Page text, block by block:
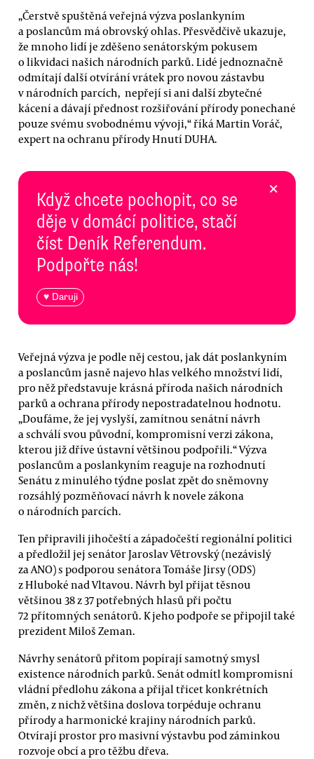
„Čerstvě spuštěná veřejná výzva poslankyním
a poslancům má obrovský ohlas. Přesvědčivě ukazuje,
že mnoho lidí je zděšeno senátorským pokusem
o likvidaci našich národních parků. Lidé jednoznačně
odmítají další otvírání vrátek pro novou zástavbu
v národních parcích, nepřejí si ani další zbytečné
kácení a dávají přednost rozšiřování přírody ponechané
pouze svému svobodnému vývoji,“ říká Martin Voráč,
expert na ochranu přírody Hnutí DUHA.
Když chcete pochopit, co se
děje v domácí politice, stačí
číst Deník Referendum.
Podpořte nás!
♥ Daruji
×
Veřejná výzva je podle něj cestou, jak dát poslankyním
a poslancům jasně najevo hlas velkého množství lidí,
pro něž představuje krásná příroda našich národních
parků a ochrana přírody nepostradatelnou hodnotu.
„Doufáme, že jej vyslyší, zamítnou senátní návrh
a schválí svou původní, kompromisní verzi zákona,
kterou již dříve ústavní většinou podpořili.“ Výzva
poslancům a poslankyním reaguje na rozhodnutí
Senátu z minulého týdne poslat zpět do sněmovny
rozsáhlý pozměňovací návrh k novele zákona
o národních parcích.
Ten připravili jihočeští a západočeští regionální politici
a předložil jej senátor Jaroslav Větrovský (nezávislý
za ANO) s podporou senátora Tomáše Jirsy (ODS)
z Hluboké nad Vltavou. Návrh byl přijat těsnou
většinou 38 z 37 potřebných hlasů při počtu
72 přítomných senátorů. K jeho podpoře se připojil také
prezident Miloš Zeman.
Návrhy senátorů přitom popírají samotný smysl
existence národních parků. Senát odmítl kompromisní
vládní předlohu zákona a přijal třicet konkrétních
změn, z nichž většina doslova torpéduje ochranu
přírody a harmonické krajiny národních parků.
Otvírají prostor pro masivní výstavbu pod záminkou
rozvoje obcí a pro těžbu dřeva.